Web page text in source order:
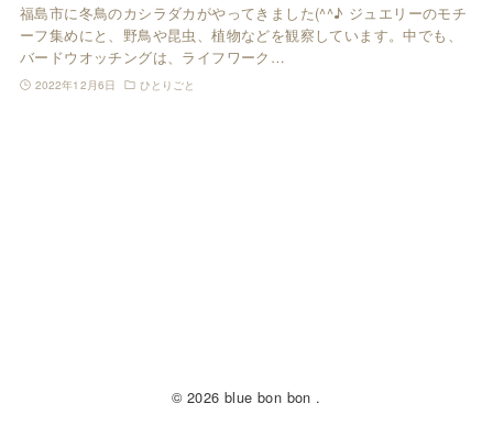
福島市に冬鳥のカシラダカがやってきました(^^♪ ジュエリーのモチ
ーフ集めにと、野鳥や昆虫、植物などを観察しています。中でも、
バードウオッチングは、ライフワーク…
2022年12月6日 ひとりごと
© 2026 blue bon bon .